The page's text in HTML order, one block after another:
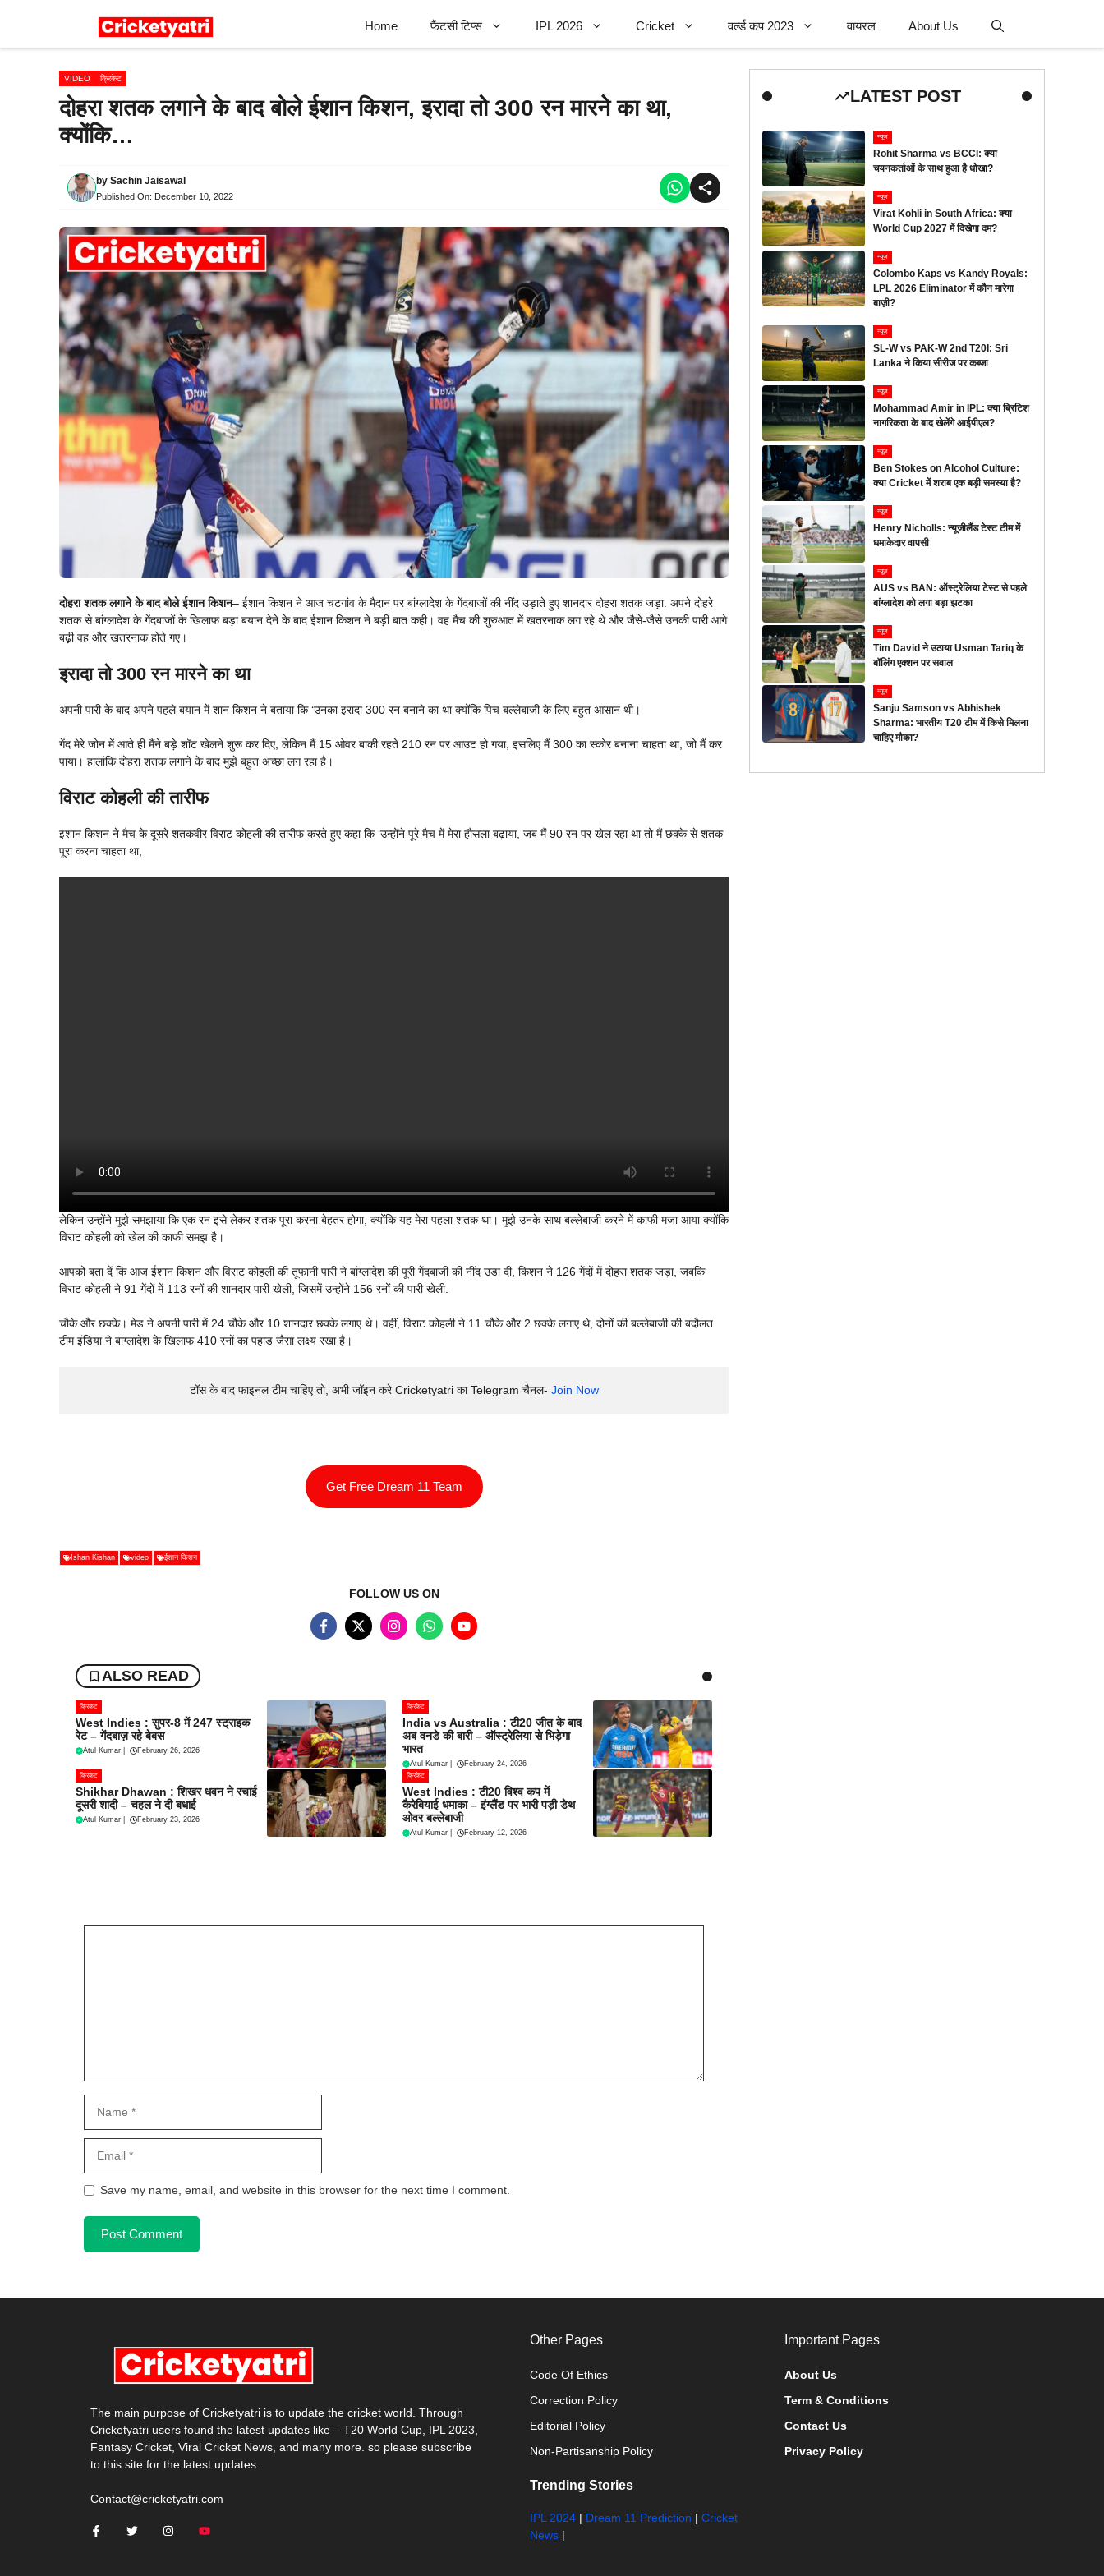
Home फैंटसी टिप्स IPL 2026 Cricket वर्ल्ड कप 2023 वायरल About Us
VIDEO क्रिकेट
दोहरा शतक लगाने के बाद बोले ईशान किशन, इरादा तो 300 रन मारने का था,
क्योंकि…
by Sachin Jaisawal
Published On: December 10, 2022
दोहरा शतक लगाने के बाद बोले ईशान किशन– ईशान किशन ने आज चटगांव के मैदान पर बांग्लादेश के गेंदबाजों की नींद उड़ाते हुए शानदार दोहरा शतक जड़ा. अपने दोहरे
शतक से बांग्लादेश के गेंदबाजों के खिलाफ बड़ा बयान देने के बाद ईशान किशन ने बड़ी बात कही। वह मैच की शुरुआत में खतरनाक लग रहे थे और जैसे-जैसे उनकी पारी आगे
बढ़ी वह और खतरनाक होते गए।
इरादा तो 300 रन मारने का था
अपनी पारी के बाद अपने पहले बयान में शान किशन ने बताया कि ‘उनका इरादा 300 रन बनाने का था क्योंकि पिच बल्लेबाजी के लिए बहुत आसान थी।
गेंद मेरे जोन में आते ही मैंने बड़े शॉट खेलने शुरू कर दिए, लेकिन मैं 15 ओवर बाकी रहते 210 रन पर आउट हो गया, इसलिए मैं 300 का स्कोर बनाना चाहता था, जो मैं कर
पाया। हालांकि दोहरा शतक लगाने के बाद मुझे बहुत अच्छा लग रहा है।
विराट कोहली की तारीफ
इशान किशन ने मैच के दूसरे शतकवीर विराट कोहली की तारीफ करते हुए कहा कि ‘उन्होंने पूरे मैच में मेरा हौसला बढ़ाया, जब मैं 90 रन पर खेल रहा था तो मैं छक्के से शतक
पूरा करना चाहता था,
लेकिन उन्होंने मुझे समझाया कि एक रन इसे लेकर शतक पूरा करना बेहतर होगा, क्योंकि यह मेरा पहला शतक था। मुझे उनके साथ बल्लेबाजी करने में काफी मजा आया क्योंकि
विराट कोहली को खेल की काफी समझ है।
आपको बता दें कि आज ईशान किशन और विराट कोहली की तूफानी पारी ने बांग्लादेश की पूरी गेंदबाजी की नींद उड़ा दी, किशन ने 126 गेंदों में दोहरा शतक जड़ा, जबकि
विराट कोहली ने 91 गेंदों में 113 रनों की शानदार पारी खेली, जिसमें उन्होंने 156 रनों की पारी खेली.
चौके और छक्के। मेड ने अपनी पारी में 24 चौके और 10 शानदार छक्के लगाए थे। वहीं, विराट कोहली ने 11 चौके और 2 छक्के लगाए थे, दोनों की बल्लेबाजी की बदौलत
टीम इंडिया ने बांग्लादेश के खिलाफ 410 रनों का पहाड़ जैसा लक्ष्य रखा है।
टॉस के बाद फाइनल टीम चाहिए तो, अभी जॉइन करे Cricketyatri का Telegram चैनल- Join Now
Get Free Dream 11 Team
Ishan Kishan video ईशान किशन
FOLLOW US ON
ALSO READ
क्रिकेट
West Indies : सुपर-8 में 247 स्ट्राइक
रेट – गेंदबाज़ रहे बेबस
Atul Kumar February 26, 2026
क्रिकेट
India vs Australia : टी20 जीत के बाद
अब वनडे की बारी – ऑस्ट्रेलिया से भिड़ेगा
भारत
Atul Kumar February 24, 2026
क्रिकेट
Shikhar Dhawan : शिखर धवन ने रचाई
दूसरी शादी – चहल ने दी बधाई
Atul Kumar February 23, 2026
क्रिकेट
West Indies : टी20 विश्व कप में
कैरेबियाई धमाका – इंग्लैंड पर भारी पड़ी डेथ
ओवर बल्लेबाजी
Atul Kumar February 12, 2026
Save my name, email, and website in this browser for the next time I comment.
LATEST POST
न्यूज
Rohit Sharma vs BCCI: क्या
चयनकर्ताओं के साथ हुआ है धोखा?
न्यूज
Virat Kohli in South Africa: क्या
World Cup 2027 में दिखेगा दम?
न्यूज
Colombo Kaps vs Kandy Royals:
LPL 2026 Eliminator में कौन मारेगा
बाज़ी?
न्यूज
SL-W vs PAK-W 2nd T20I: Sri
Lanka ने किया सीरीज पर कब्जा
न्यूज
Mohammad Amir in IPL: क्या ब्रिटिश
नागरिकता के बाद खेलेंगे आईपीएल?
न्यूज
Ben Stokes on Alcohol Culture:
क्या Cricket में शराब एक बड़ी समस्या है?
न्यूज
Henry Nicholls: न्यूजीलैंड टेस्ट टीम में
धमाकेदार वापसी
न्यूज
AUS vs BAN: ऑस्ट्रेलिया टेस्ट से पहले
बांग्लादेश को लगा बड़ा झटका
न्यूज
Tim David ने उठाया Usman Tariq के
बॉलिंग एक्शन पर सवाल
न्यूज
Sanju Samson vs Abhishek
Sharma: भारतीय T20 टीम में किसे मिलना
चाहिए मौका?
The main purpose of Cricketyatri is to update the cricket world. Through
Cricketyatri users found the latest updates like – T20 World Cup, IPL 2023,
Fantasy Cricket, Viral Cricket News, and many more. so please subscribe
to this site for the latest updates.
Contact@cricketyatri.com
Other Pages
Code Of Ethics
Correction Policy
Editorial Policy
Non-Partisanship Policy
Trending Stories
IPL 2024 | Dream 11 Prediction |Cricket
News |
Important Pages
About Us
Term & Conditions
Contact Us
Privacy Policy